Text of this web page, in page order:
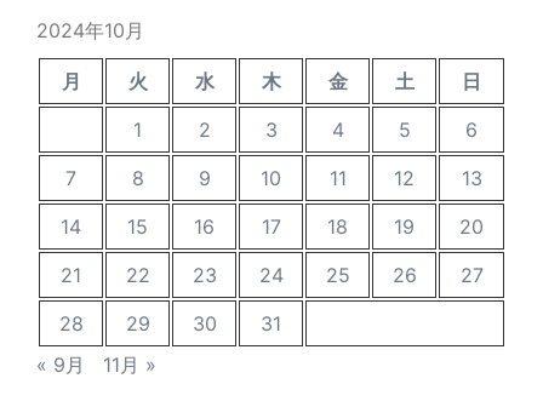
2024年10月
月 火 水 木 金 土
日
1
2 3 4 5
6
7
8 9 10 11 12
13
14
15 16 17 18 19
20
21
22 23 24 25 26
27
28
29 30
31
« 9月
11月 »